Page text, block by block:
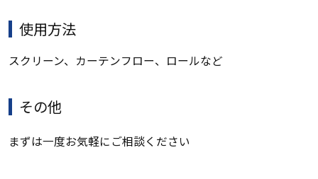
使用方法
スクリーン、カーテンフロー、ロールなど
その他
まずは一度お気軽にご相談ください